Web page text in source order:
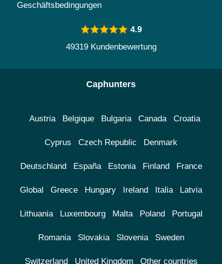
Geschäftsbedingungen
4.9
49319 Kundenbewertung
Caphunters
Austria Belgique Bulgaria Canada Croatia
Cyprus Czech Republic Denmark
Deutschland España Estonia Finland France
Global Greece Hungary Ireland Italia Latvia
Lithuania Luxembourg Malta Poland Portugal
Romania Slovakia Slovenia Sweden
Switzerland United Kingdom Other countries